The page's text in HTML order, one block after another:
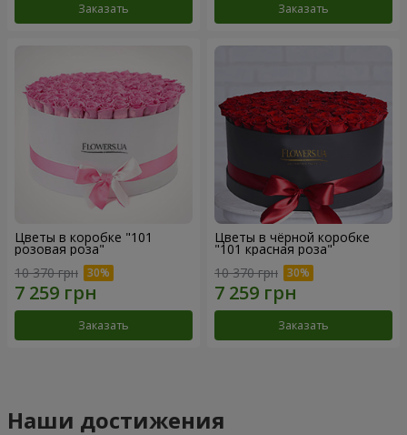
Заказать Заказать
Цветы в коробке "101
розовая роза"
10 370 грн
Заказать
Цветы в чёрной коробке
"101 красная роза"
10 370 грн
Заказать
Наши достижения